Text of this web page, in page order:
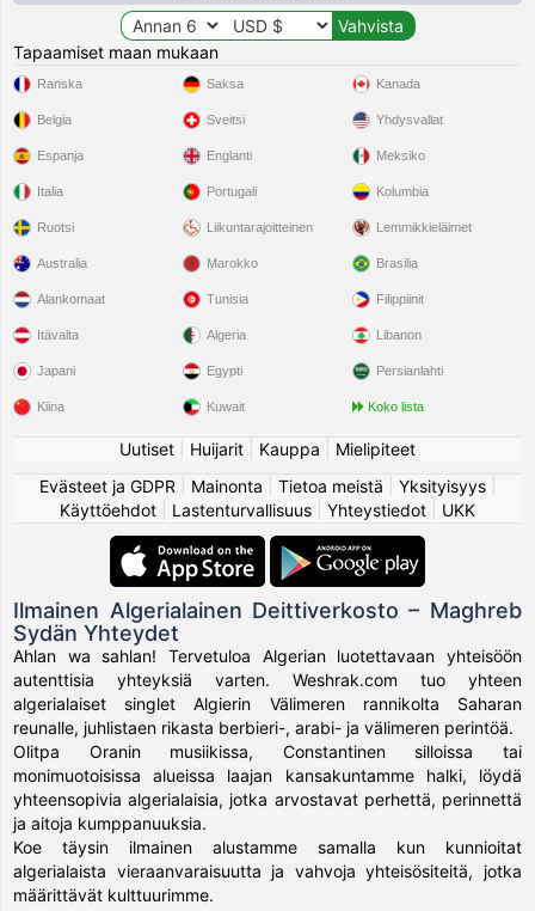
Tapaamiset maan mukaan
Ranska
Belgia
Espanja
Italia
Ruotsi
Saksa
Sveitsi
Englanti
Portugali
Liikuntarajoitteinen
Kanada
Yhdysvallat
Meksiko
Kolumbia
Lemmikkieläimet
Australia
Alankomaat
Itävalta
Japani
Kiina
Marokko
Tunisia
Algeria
Egypti
Kuwait
Brasilia
Filippiinit
Libanon
Persianlahti
Koko lista
Uutiset Huijarit Kauppa
Mielipiteet
Evästeet ja GDPR
Mainonta Tietoa meistä Yksityisyys|
Käyttöehdot
Lastenturvallisuus Yhteystiedot UKK
Ilmainen Algerialainen Deittiverkosto – Maghreb
Sydän Yhteydet
Ahlan wa sahlan! Tervetuloa Algerian luotettavaan yhteisöön
autenttisia yhteyksiä varten. Weshrak.com tuo yhteen
algerialaiset singlet Algierin Välimeren rannikolta Saharan
reunalle, juhlistaen rikasta berbieri-, arabi- ja välimeren perintöä.
Olitpa Oranin musiikissa, Constantinen silloissa tai
monimuotoisissa alueissa laajan kansakuntamme halki, löydä
yhteensopivia algerialaisia, jotka arvostavat perhettä, perinnettä
ja aitoja kumppanuuksia.
Koe täysin ilmainen alustamme samalla kun kunnioitat
algerialaista vieraanvaraisuutta ja vahvoja yhteisösiteitä, jotka
määrittävät kulttuurimme.